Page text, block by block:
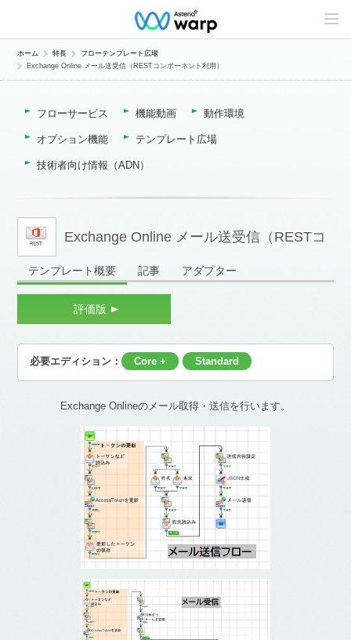
C
n
n
ホーム 特長
フローテンプレート広場
Exchange Online メール送受信（RESTコンポーネント利用）
フローサービス 機能動画 動作環境
オプション機能 テンプレート広場
技術者向け情報（ADN）
Exchange Online メール送受信（RESTコ
ンポーネント利用）
テンプレート概要 記事 アダプター
評価版
必要エディション： Core + Standard
Exchange Onlineのメール取得・送信を行います。